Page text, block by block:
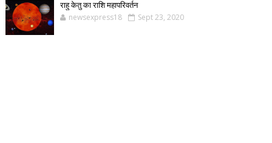
राहु केतु का राशि महापरिवर्तन
newsexpress18 Sept 23, 2020